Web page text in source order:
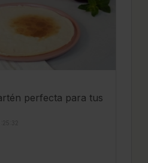
perfecta para tus